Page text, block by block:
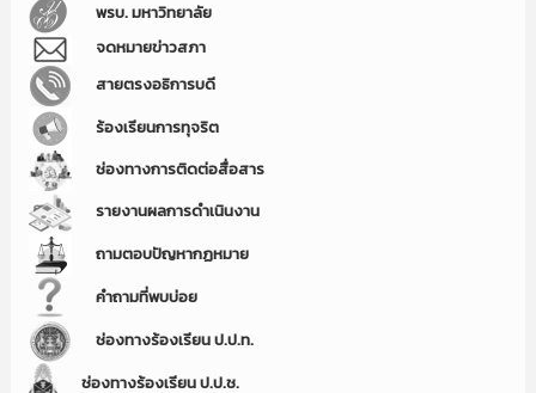
พรบ. มหาวิทยาลัย
จดหมายข่าวสภา
สายตรงอธิการบดี
ร้องเรียนการทุจริต
ช่องทางการติดต่อสื่อสาร
รายงานผลการดำเนินงาน
ถามตอบปัญหากฏหมาย
คำถามที่พบบ่อย
ช่องทางร้องเรียน ป.ป.ท.
ช่องทางร้องเรียน ป.ป.ช.